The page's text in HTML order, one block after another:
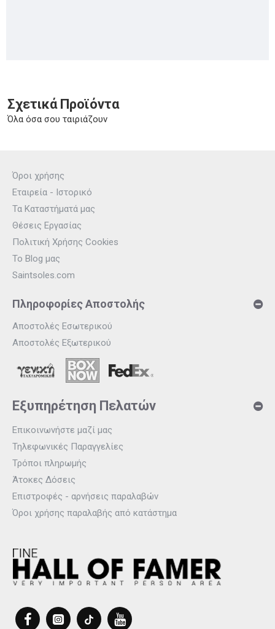
Σχετικά Προϊόντα
Όλα όσα σου ταιριάζουν
Όροι χρήσης
Εταιρεία - Ιστορικό
Τα Καταστήματά μας
Θέσεις Εργασίας
Πολιτική Χρήσης Cookies
Το Blog μας
Saintsoles.com
Πληροφορίες Αποστολής
Αποστολές Εσωτερικού
Αποστολές Εξωτερικού
Εξυπηρέτηση Πελατών
Επικοινωνήστε μαζί μας
Τηλεφωνικές Παραγγελίες
Τρόποι πληρωμής
Άτοκες Δόσεις
Επιστροφές - αρνήσεις παραλαβών
Όροι χρήσης παραλαβής από κατάστημα